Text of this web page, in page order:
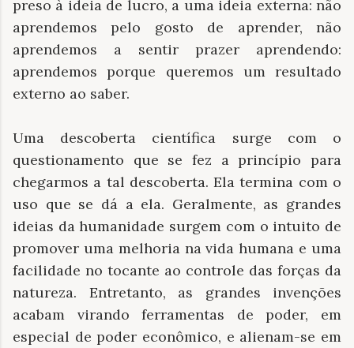
preso à ideia de lucro, a uma ideia externa: não
aprendemos pelo gosto de aprender, não
aprendemos a sentir prazer aprendendo:
aprendemos porque queremos um resultado
externo ao saber.
Uma descoberta científica surge com o
questionamento que se fez a princípio para
chegarmos a tal descoberta. Ela termina com o
uso que se dá a ela. Geralmente, as grandes
ideias da humanidade surgem com o intuito de
promover uma melhoria na vida humana e uma
facilidade no tocante ao controle das forças da
natureza. Entretanto, as grandes invenções
acabam virando ferramentas de poder, em
especial de poder econômico, e alienam-se em